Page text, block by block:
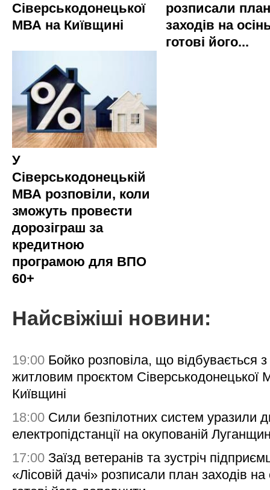
Сіверськодонецької
МВА на Київщині
розписали план
заходів на
готові його...
У
Сіверськодонецькій
МВА розповіли, коли
зможуть провести
дорозіграш за
кредитною
програмою для ВПО
60+
Найсвіжіші новини:
19:00 Бойко розповіла, що відбувається з
житловим проєктом Сіверськодонецької
Київщині
18:00 Сили безпілотних систем уразили
електропідстанції на окупованій
17:00 Заїзд ветеранів та зустріч
«Лісовій дачі» розписали план заходів на